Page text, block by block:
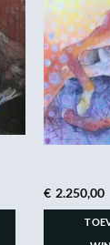
€ 2.250,00